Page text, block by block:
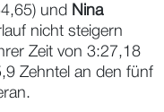
und Nina
nicht steigern
Zeit von 3:27,18
Zehntel an den fünf